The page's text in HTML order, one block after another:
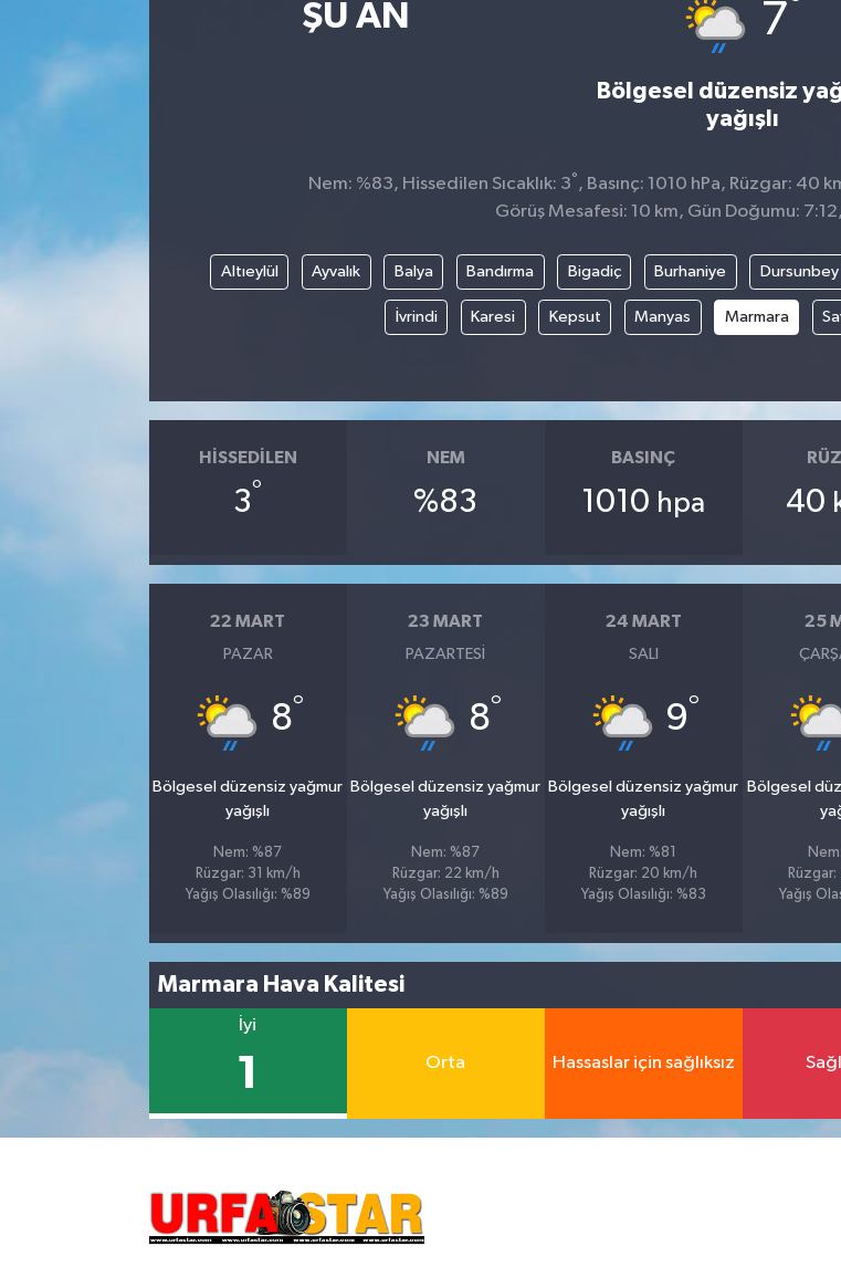
ŞU AN 7
Bölgesel düzensiz
yağışlı
Nem: %83, Hissedilen Sıcaklık: 3° , Basınç: 1010 hPa, Rüzgar: 40
Görüş Mesafesi: 10 km, Gün Doğumu:
Altıeylül Ayvalık Balya Bandırma Bigadiç Burhaniye Dursunbey
İvrindi Karesi Kepsut Manyas Marmara
HISSEDILEN
3°
NEM
%83
BASINÇ
1010 hpa 40
22 MART
PAZAR
8°
Bölgesel düzensiz yağmur
yağışlı
Nem: %87
Rüzgar: 31 km/h
Yağış Olasılığı: %89
23 MART
PAZARTESI
8°
Bölgesel düzensiz yağmur
yağışlı
Nem: %87
Rüzgar: 22 km/h
Yağış Olasılığı: %89
24 MART
SALI
9°
Bölgesel düzensiz yağmur
yağışlı
Nem: %81
Rüzgar: 20 km/h
Yağış Olasılığı: %83
25
Bölgesel
Yağış
Marmara Hava Kalitesi
İyi
1 Orta Hassaslar için sağlıksız